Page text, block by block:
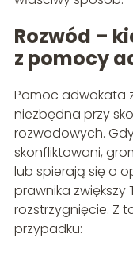
Rozwód –
z pomocy
Pomoc adwokata
niezbędna przy
rozwodowych.
skonfliktowani,
lub spierają się o
prawnika zwiększy
rozstrzygnięcie. Z
przypadku: